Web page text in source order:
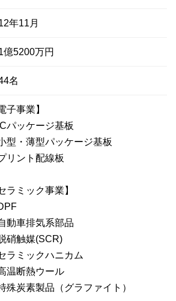
年11月
億5200万円
名
子事業】
パッケージ基板
型・薄型パッケージ基板
リント配線板
ラミック事業】
動車排気系部品
硝触媒(SCR)
ラミックハニカム
温断熱ウール
殊炭素製品（グラファイト）